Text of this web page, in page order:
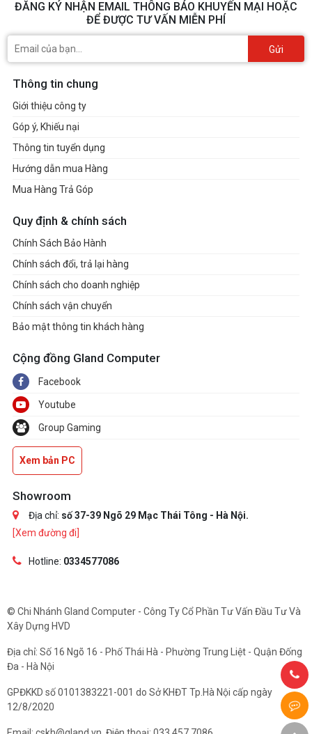
ĐĂNG KÝ NHẬN EMAIL THÔNG BÁO KHUYẾN MẠI HOẶC
ĐỂ ĐƯỢC TƯ VẤN MIỄN PHÍ
Gửi
Thông tin chung
Giới thiệu công ty
Góp ý, Khiếu nại
Thông tin tuyển dụng
Hướng dẫn mua Hàng
Mua Hàng Trả Góp
Quy định & chính sách
Chính Sách Bảo Hành
Chính sách đổi, trả lại hàng
Chính sách cho doanh nghiệp
Chính sách vận chuyển
Bảo mật thông tin khách hàng
Cộng đồng Gland Computer
Facebook
Youtube
Group Gaming
Xem bản PC
Showroom
Địa chỉ: số 37-39 Ngõ 29 Mạc Thái Tông - Hà Nội.
[Xem đường đi]
Hotline: 0334577086
© Chi Nhánh Gland Computer - Công Ty Cổ Phần Tư Vấn Đầu Tư Và
Xây Dựng HVD
Địa chỉ: Số 16 Ngõ 16 - Phố Thái Hà - Phường Trung Liệt - Quận Đống
Đa - Hà Nội
GPĐKKD số 0101383221-001 do Sở KHĐT Tp.Hà Nội cấp ngày
12/8/2020